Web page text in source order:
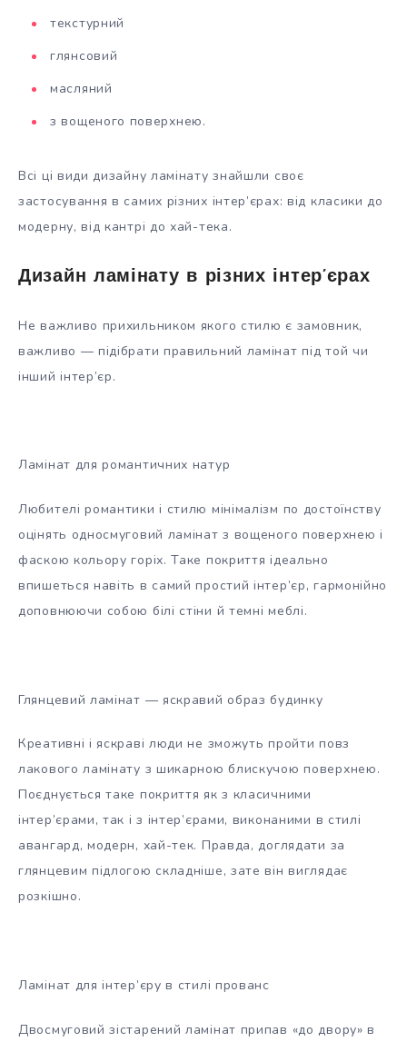
текстурний
глянсовий
масляний
з вощеного поверхнею.
Всі ці види дизайну ламінату знайшли своє
застосування в самих різних інтер’єрах: від класики до
модерну, від кантрі до хай-тека.
Дизайн ламінату в різних інтер’єрах
Не важливо прихильником якого стилю є замовник,
важливо — підібрати правильний ламінат під той чи
інший інтер’єр.
Ламінат для романтичних натур
Любителі романтики і стилю мінімалізм по достоїнству
оцінять односмуговий ламінат з вощеного поверхнею і
фаскою кольору горіх. Таке покриття ідеально
впишеться навіть в самий простий інтер’єр, гармонійно
доповнюючи собою білі стіни й темні меблі.
Глянцевий ламінат — яскравий образ будинку
Креативні і яскраві люди не зможуть пройти повз
лакового ламінату з шикарною блискучою поверхнею.
Поєднується таке покриття як з класичними
інтер’єрами, так і з інтер’єрами, виконаними в стилі
авангард, модерн, хай-тек. Правда, доглядати за
глянцевим підлогою складніше, зате він виглядає
розкішно.
Ламінат для інтер’єру в стилі прованс
Двосмуговий зістарений ламінат припав «до двору» в